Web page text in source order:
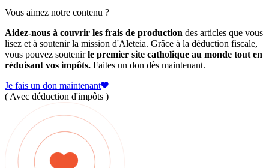
Vous aimez notre contenu ?
Aidez-nous à couvrir les frais de production des articles que vous
lisez et à soutenir la mission d'Aleteia. Grâce à la déduction fiscale,
vous pouvez soutenirle premier site catholique au monde tout en
réduisant vos impôts. Faites un don dès maintenant.
Je fais un don maintenant
( Avec déduction d'impôts )